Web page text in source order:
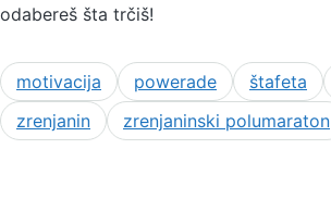
odabereš šta trčiš!
motivacija powerade štafeta
zrenjanin
zrenjaninski polumaraton